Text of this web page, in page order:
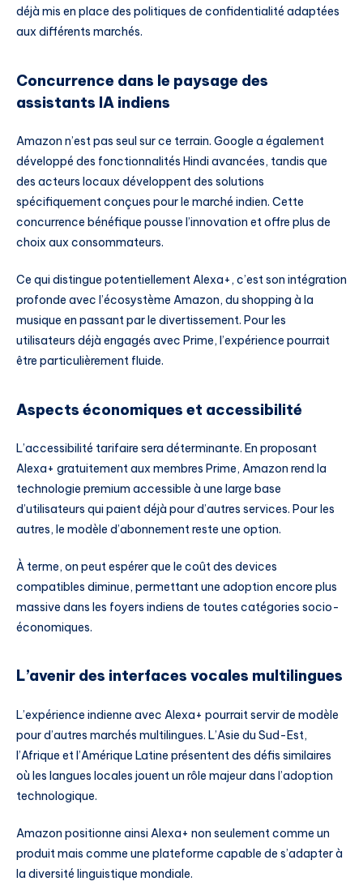
déjà mis en place des politiques de confidentialité adaptées
aux différents marchés.
Concurrence dans le paysage des
assistants IA indiens
Amazon n’est pas seul sur ce terrain. Google a également
développé des fonctionnalités Hindi avancées, tandis que
des acteurs locaux développent des solutions
spécifiquement conçues pour le marché indien. Cette
concurrence bénéfique pousse l’innovation et offre plus de
choix aux consommateurs.
Ce qui distingue potentiellement Alexa+, c’est son intégration
profonde avec l’écosystème Amazon, du shopping à la
musique en passant par le divertissement. Pour les
utilisateurs déjà engagés avec Prime, l’expérience pourrait
être particulièrement fluide.
Aspects économiques et accessibilité
L’accessibilité tarifaire sera déterminante. En proposant
Alexa+ gratuitement aux membres Prime, Amazon rend la
technologie premium accessible à une large base
d’utilisateurs qui paient déjà pour d’autres services. Pour les
autres, le modèle d’abonnement reste une option.
À terme, on peut espérer que le coût des devices
compatibles diminue, permettant une adoption encore plus
massive dans les foyers indiens de toutes catégories socio-
économiques.
L’avenir des interfaces vocales multilingues
L’expérience indienne avec Alexa+ pourrait servir de modèle
pour d’autres marchés multilingues. L’Asie du Sud-Est,
l’Afrique et l’Amérique Latine présentent des défis similaires
où les langues locales jouent un rôle majeur dans l’adoption
technologique.
Amazon positionne ainsi Alexa+ non seulement comme un
produit mais comme une plateforme capable de s’adapter à
la diversité linguistique mondiale.